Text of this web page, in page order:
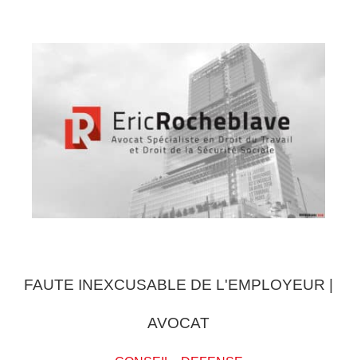
FAUTE INEXCUSABLE DE L'EMPLOYEUR |
AVOCAT